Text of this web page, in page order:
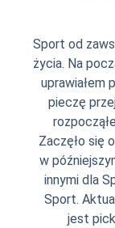
Sport od
życia. Na
uprawiałem
pieczę
Zaczęło się
w
innymi dla
Sport.
jest